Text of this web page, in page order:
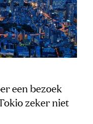
een bezoek
zeker niet